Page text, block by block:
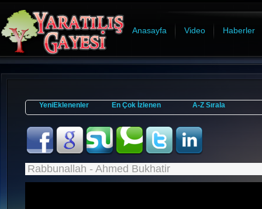
Anasayfa Video Haberler
YeniEklenenler En Çok İzlenen A-Z Sırala
Rabbunallah - Ahmed Bukhatir